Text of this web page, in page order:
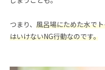
つまり、 風呂場にためた水で
はいけないNG行動なのです。